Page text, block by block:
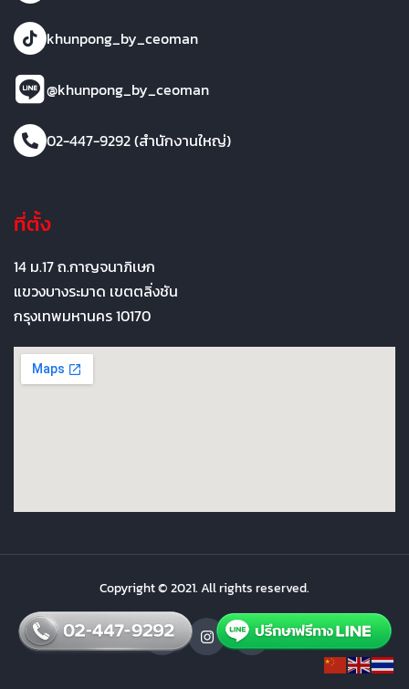
khunpong_by_ceoman
@khunpong_by_ceoman
02-447-9292 (สำนักงานใหญ่)
ที่ตั้ง
14 ม.17 ถ.กาญจนาภิเษก
แขวงบางระมาด เขตตลิ่งชัน
กรุงเทพมหานคร 10170
Copyright © 2021. All rights reserved.